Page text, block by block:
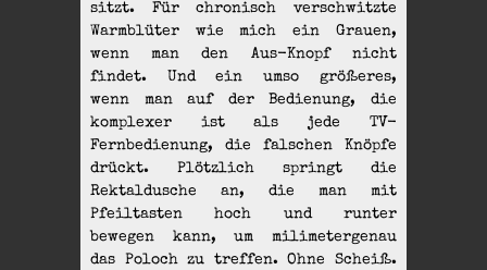
sitzt. Für chronisch verschwitzte
Warmblüter wie mich ein Grauen,
wenn man den Aus-Knopf nicht
findet. Und ein umso größeres,
wenn man auf der Bedienung, die
komplexer ist als jede TV-
Fernbedienung, die falschen Knöpfe
drückt. Plötzlich springt die
Rektaldusche an, die man mit
Pfeiltasten hoch und runter
bewegen kann, um milimetergenau
das Poloch zu treffen. Ohne Scheiß.